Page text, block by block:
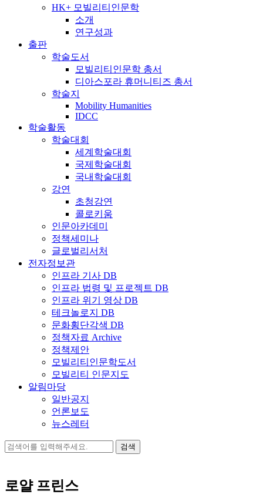
HK+ 모빌리티인문학
소개
연구성과
출판
학술도서
모빌리티인문학 총서
디아스포라 휴머니티즈 총서
학술지
Mobility Humanities
IDCC
학술활동
학술대회
세계학술대회
국제학술대회
국내학술대회
강연
초청강연
콜로키움
인문아카데미
정책세미나
글로벌리서처
전자정보관
인프라 기사 DB
인프라 법령 및 프로젝트 DB
인프라 위기 영상 DB
테크놀로지 DB
문화횡단각색 DB
정책자료 Archive
정책제안
모빌리티인문학도서
모빌리티 인문지도
알림마당
일반공지
언론보도
뉴스레터
검
로얄 프린스